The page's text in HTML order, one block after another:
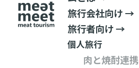
旅行会社向け →
旅行者向け →
個人旅行
肉と焼酎連携